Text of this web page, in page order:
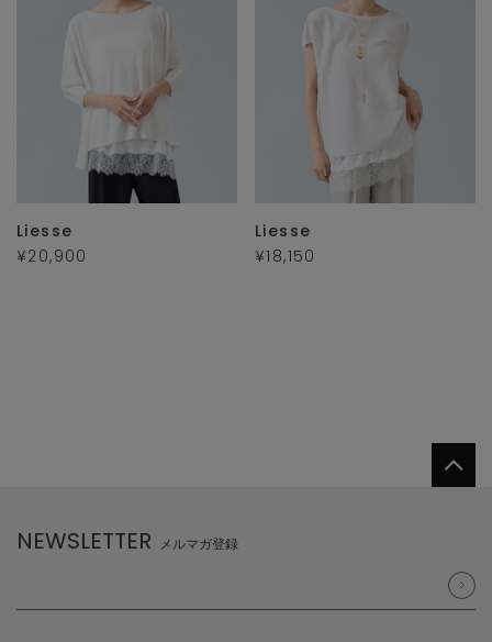
Liesse
¥20,900
Liesse
¥18,150
NEWSLETTER メルマガ登録